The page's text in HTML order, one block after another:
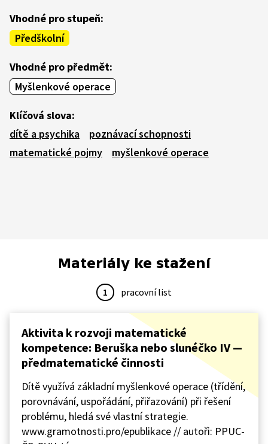
Vhodné pro stupeň:
Předškolní
Vhodné pro předmět:
Myšlenkové operace
Klíčová slova:
dítě a psychika
poznávací schopnosti
matematické pojmy
myšlenkové operace
Materiály ke stažení
1 pracovní list
Aktivita k rozvoji matematické
kompetence: Beruška nebo slunéčko IV —
předmatematické činnosti
Dítě využívá základní myšlenkové operace (třídění,
porovnávání, uspořádání, přiřazování) při řešení
problému, hledá své vlastní strategie.
www.gramotnosti.pro/epublikace // autoři: PPUC-